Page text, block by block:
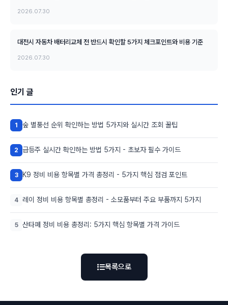
2026.07.30
대전시 자동차 배터리교체 전 반드시 확인할 5가지 체크포인트와 비용 기준
2026.07.30
인기 글
1 숲 별풍선 순위 확인하는 방법 5가지와 실시간 조회 꿀팁
2 급등주 실시간 확인하는 방법 5가지 - 초보자 필수 가이드
3 K9 정비 비용 항목별 가격 총정리 - 5가지 핵심 점검 포인트
4 레이 정비 비용 항목별 총정리 - 소모품부터 주요 부품까지 5가지
5 산타페 정비 비용 총정리: 5가지 핵심 항목별 가격 가이드
목록으로